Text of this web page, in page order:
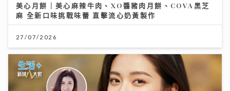
美心月餅｜美心麻辣牛肉、XO醬豬肉月餅、COVA黑芝
麻 全新口味挑戰味蕾 直擊流心奶黃製作
27/07/2026